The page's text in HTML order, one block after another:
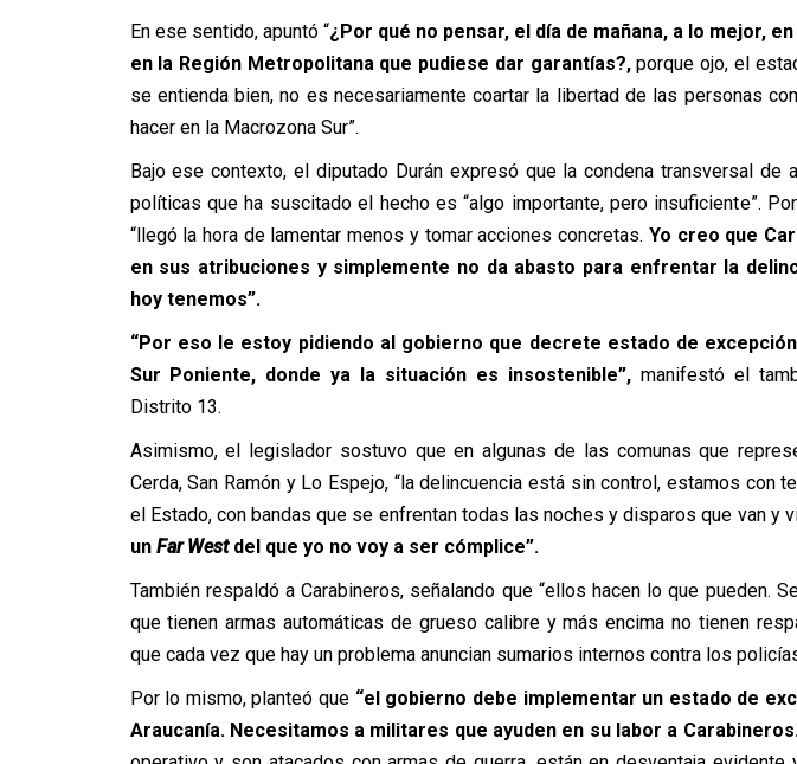
En ese sentido, apuntó “¿Por qué no pensar, el día de mañana, a lo mejor,
en la Región Metropolitana que pudiese dar garantías?,porque ojo, el
se entienda bien, no es necesariamente coartar la libertad de las personas
hacer en la Macrozona Sur”.
Bajo ese contexto, el diputado Durán expresó que la condena transversal de
políticas que ha suscitado el hecho es “algo importante, pero insuficiente”.
“llegó la hora de lamentar menos y tomar acciones concretas. Yo creo que
en sus atribuciones y simplemente no da abasto para enfrentar la
hoy tenemos”.
“Por eso le estoy pidiendo al gobierno que decrete estado de
Sur Poniente, donde ya la situación es insostenible”,manifestó el
Distrito 13.
Asimismo, el legislador sostuvo que en algunas de las comunas que
Cerda, San Ramón y Lo Espejo, “la delincuencia está sin control, estamos con
el Estado, con bandas que se enfrentan todas las noches y disparos que van y
un Far Westdel que yo no voy a ser cómplice”.
También respaldó a Carabineros, señalando que “ellos hacen lo que pueden.
que tienen armas automáticas de grueso calibre y más encima no tienen
que cada vez que hay un problema anuncian sumarios internos contra los
Por lo mismo, planteó que “el gobierno debe implementar un estado de
Araucanía. Necesitamos a militares que ayuden en su labor a